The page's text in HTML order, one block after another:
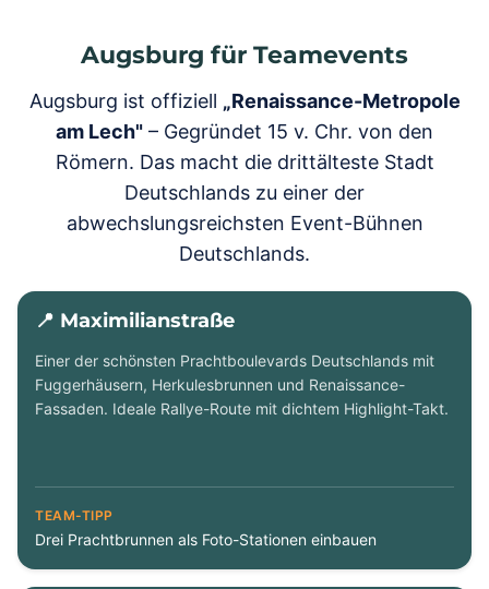
Augsburg für Teamevents
Augsburg ist offiziell „Renaissance-Metropole
am Lech" – Gegründet 15 v. Chr. von den
Römern. Das macht die drittälteste Stadt
Deutschlands zu einer der
abwechslungsreichsten Event-Bühnen
Deutschlands.
📍 Maximilianstraße
Einer der schönsten Prachtboulevards Deutschlands mit
Fuggerhäusern, Herkulesbrunnen und Renaissance-
Fassaden. Ideale Rallye-Route mit dichtem Highlight-Takt.
TEAM-TIPP
Drei Prachtbrunnen als Foto-Stationen einbauen